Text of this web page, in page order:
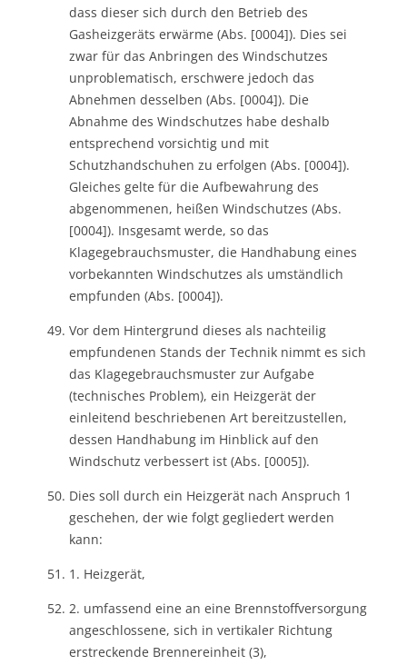
dass dieser sich durch den Betrieb des
Gasheizgeräts erwärme (Abs. [0004]). Dies sei
zwar für das Anbringen des Windschutzes
unproblematisch, erschwere jedoch das
Abnehmen desselben (Abs. [0004]). Die
Abnahme des Windschutzes habe deshalb
entsprechend vorsichtig und mit
Schutzhandschuhen zu erfolgen (Abs. [0004]).
Gleiches gelte für die Aufbewahrung des
abgenommenen, heißen Windschutzes (Abs.
[0004]). Insgesamt werde, so das
Klagegebrauchsmuster, die Handhabung eines
vorbekannten Windschutzes als umständlich
empfunden (Abs. [0004]).
Vor dem Hintergrund dieses als nachteilig
empfundenen Stands der Technik nimmt es sich
das Klagegebrauchsmuster zur Aufgabe
(technisches Problem), ein Heizgerät der
einleitend beschriebenen Art bereitzustellen,
dessen Handhabung im Hinblick auf den
Windschutz verbessert ist (Abs. [0005]).
Dies soll durch ein Heizgerät nach Anspruch 1
geschehen, der wie folgt gegliedert werden
kann:
1. Heizgerät,
2. umfassend eine an eine Brennstoffversorgung
angeschlossene, sich in vertikaler Richtung
erstreckende Brennereinheit (3),